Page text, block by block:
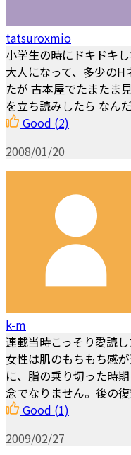
tatsuroxmio
小学生の時にドキドキ
大人になって、多少の
たが 古本屋でたまたま
を立ち読みしたら なん
Good (2)
2008/01/20
k-m
連載当時こっそり愛読
女性は肌のもちもち感
に、脂の乗り切った時
念でなりません。後の
Good (1)
2009/02/27